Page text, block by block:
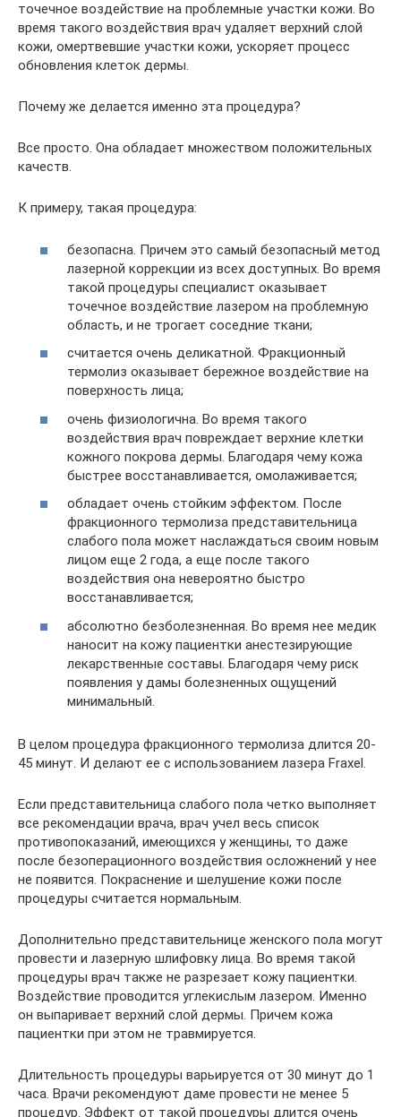
точечное воздействие на проблемные участки кожи. Во
время такого воздействия врач удаляет верхний слой
кожи, омертвевшие участки кожи, ускоряет процесс
обновления клеток дермы.
Почему же делается именно эта процедура?
Все просто. Она обладает множеством положительных
качеств.
К примеру, такая процедура:
безопасна. Причем это самый безопасный метод
лазерной коррекции из всех доступных. Во время
такой процедуры специалист оказывает
точечное воздействие лазером на проблемную
область, и не трогает соседние ткани;
считается очень деликатной. Фракционный
термолиз оказывает бережное воздействие на
поверхность лица;
очень физиологична. Во время такого
воздействия врач повреждает верхние клетки
кожного покрова дермы. Благодаря чему кожа
быстрее восстанавливается, омолаживается;
обладает очень стойким эффектом. После
фракционного термолиза представительница
слабого пола может наслаждаться своим новым
лицом еще 2 года, а еще после такого
воздействия она невероятно быстро
восстанавливается;
абсолютно безболезненная. Во время нее медик
наносит на кожу пациентки анестезирующие
лекарственные составы. Благодаря чему риск
появления у дамы болезненных ощущений
минимальный.
В целом процедура фракционного термолиза длится 20-
45 минут. И делают ее с использованием лазера Fraxel.
Если представительница слабого пола четко выполняет
все рекомендации врача, врач учел весь список
противопоказаний, имеющихся у женщины, то даже
после безоперационного воздействия осложнений у нее
не появится. Покраснение и шелушение кожи после
процедуры считается нормальным.
Дополнительно представительнице женского пола могут
провести и лазерную шлифовку лица. Во время такой
процедуры врач также не разрезает кожу пациентки.
Воздействие проводится углекислым лазером. Именно
он выпаривает верхний слой дермы. Причем кожа
пациентки при этом не травмируется.
Длительность процедуры варьируется от 30 минут до 1
часа. Врачи рекомендуют даме провести не менее 5
процедур. Эффект от такой процедуры длится очень